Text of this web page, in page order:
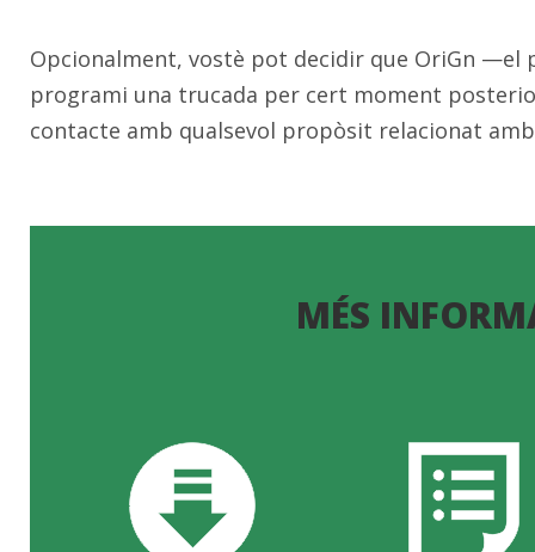
Opcionalment, vostè pot decidir que OriGn
programi una trucada per cert moment
contacte amb qualsevol propòsit relacionat
MÉS